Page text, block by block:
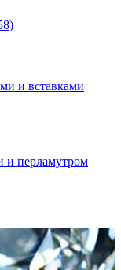
и вставками
и перламутром